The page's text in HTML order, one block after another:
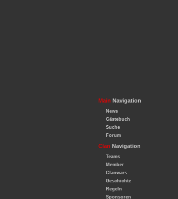
Main Navigation
News
Gästebuch
Suche
Forum
Clan Navigation
Teams
Member
Clanwars
Geschichte
Regeln
Sponsoren